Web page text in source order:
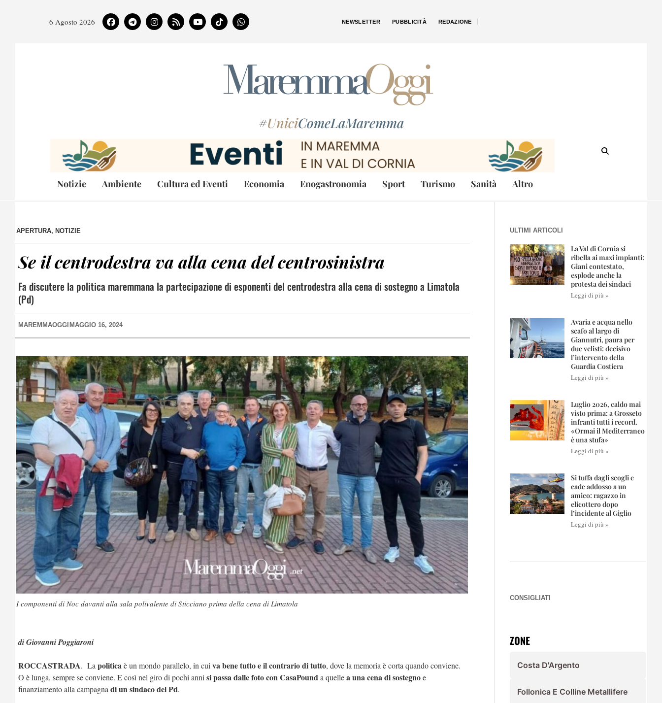
6 Agosto 2026 NEWSLETTER PUBBLICITÀ REDAZIONE
#UniciComeLaMaremma
Notizie Ambiente Cultura ed Eventi Economia Enogastronomia Sport Turismo Sanità Altro
APERTURA, NOTIZIE
Se il centrodestra va alla cena del centrosinistra
Fa discutere la politica maremmana la partecipazione di esponenti del centrodestra alla cena di sostegno a Limatola
(Pd)
MAREMMAOGGI MAGGIO 16, 2024
I componenti di Noc davanti alla sala polivalente di Sticciano prima della cena di Limatola
di Giovanni Poggiaroni
ROCCASTRADA. La politicaè un mondo parallelo, in cui va bene tutto e il contrario di tutto, dove la memoria è corta quando conviene.
O è lunga, sempre se conviene. E così nel giro di pochi anni si passa dalle foto con CasaPounda quellea una cena di sostegnoe
finanziamento alla campagna di un sindaco del Pd.
ULTIMI ARTICOLI
La Val di Cornia si
ribella ai maxi impianti:
Giani contestato,
esplode anche la
protesta dei sindaci
Leggi di più »
Avaria e acqua nello
scafo al largo di
Giannutri, paura per
due velisti: decisivo
l’intervento della
Guardia Costiera
Leggi di più »
Luglio 2026, caldo mai
visto prima: a Grosseto
infranti tutti i record.
«Ormai il Mediterraneo
è una stufa»
Leggi di più »
Si tuffa dagli scogli e
cade addosso a un
amico: ragazzo in
elicottero dopo
l’incidente al Giglio
Leggi di più »
CONSIGLIATI
ZONE
Costa D'Argento
Follonica E Colline Metallifere